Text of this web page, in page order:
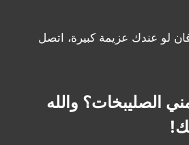
لو عندك عزيمة كبيرة، اتصل
الصليبخات؟ والله